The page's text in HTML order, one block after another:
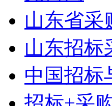
山东省采
山东招标
中国招标